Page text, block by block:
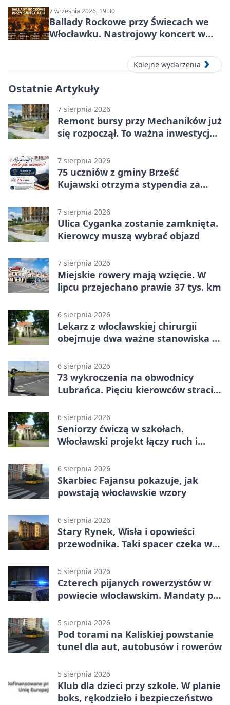
7 września 2026, 19:30
Ballady Rockowe przy Świecach we
Włocławku. Nastrojowy koncert w
Kolejne wydarzenia
Ostatnie Artykuły
7 sierpnia 2026
Remont bursy przy Mechaników już
się rozpoczął. To ważna inwestycja
7 sierpnia 2026
75 uczniów z gminy Brześć
Kujawski otrzyma stypendia za
7 sierpnia 2026
Ulica Cyganka zostanie zamknięta.
Kierowcy muszą wybrać objazd
7 sierpnia 2026
Miejskie rowery mają wzięcie. W
lipcu przejechano prawie 37 tys. km
6 sierpnia 2026
Lekarz z włocławskiej chirurgii
obejmuje dwa ważne stanowiska w
6 sierpnia 2026
73 wykroczenia na obwodnicy
Lubrańca. Pięciu kierowców straciło
6 sierpnia 2026
Seniorzy ćwiczą w szkołach.
Włocławski projekt łączy ruch i
6 sierpnia 2026
Skarbiec Fajansu pokazuje, jak
powstają włocławskie wzory
6 sierpnia 2026
Stary Rynek, Wisła i opowieści
przewodnika. Taki spacer czeka we
5 sierpnia 2026
Czterech pijanych rowerzystów w
powiecie włocławskim. Mandaty po
5 sierpnia 2026
Pod torami na Kaliskiej powstanie
tunel dla aut, autobusów i rowerów
5 sierpnia 2026
Klub dla dzieci przy szkole. W planie
boks, rękodzieło i bezpieczeństwo